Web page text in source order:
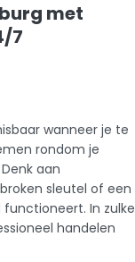
met
7
wanneer je te
rondom je
aan
sleutel of een
In zulke
handelen